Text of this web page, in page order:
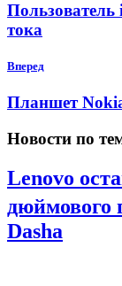
Пользователь
тока
Вперед
Планшет
Новости по
Lenovo
Dasha